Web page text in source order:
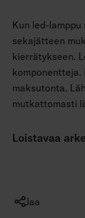
Kun led-
sekajätteen
kierrätykseen.
komponentteja.
maksutonta.
mutkattomasti
Loistavaa
J
Jaa